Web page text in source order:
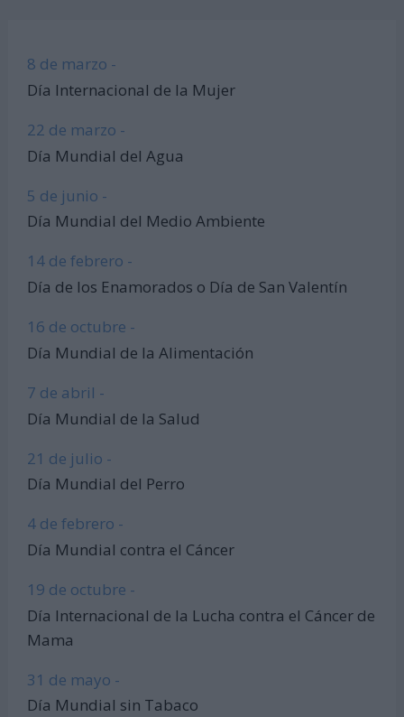
8 de marzo -
Día Internacional de la Mujer
22 de marzo -
Día Mundial del Agua
5 de junio -
Día Mundial del Medio Ambiente
14 de febrero -
Día de los Enamorados o Día de San Valentín
16 de octubre -
Día Mundial de la Alimentación
7 de abril -
Día Mundial de la Salud
21 de julio -
Día Mundial del Perro
4 de febrero -
Día Mundial contra el Cáncer
19 de octubre -
Día Internacional de la Lucha contra el Cáncer de
Mama
31 de mayo -
Día Mundial sin Tabaco